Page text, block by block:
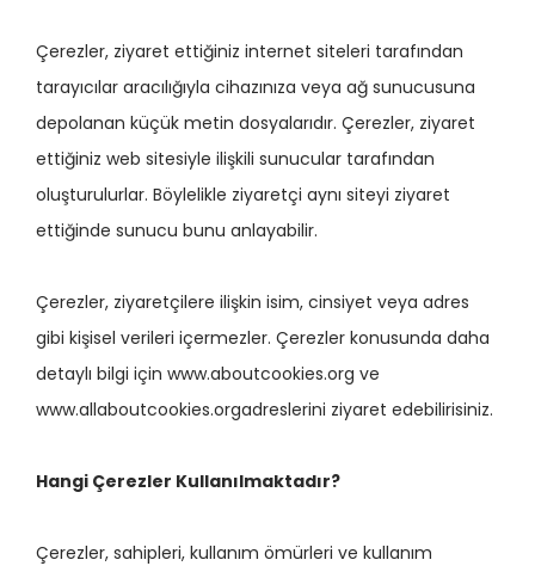
Çerezler, ziyaret ettiğiniz internet siteleri tarafından
tarayıcılar aracılığıyla cihazınıza veya ağ sunucusuna
depolanan küçük metin dosyalarıdır. Çerezler, ziyaret
ettiğiniz web sitesiyle ilişkili sunucular tarafından
oluşturulurlar. Böylelikle ziyaretçi aynı siteyi ziyaret
ettiğinde sunucu bunu anlayabilir.
Çerezler, ziyaretçilere ilişkin isim, cinsiyet veya adres
gibi kişisel verileri içermezler. Çerezler konusunda daha
detaylı bilgi için www.aboutcookies.org ve
www.allaboutcookies.orgadreslerini ziyaret edebilirisiniz.
Hangi Çerezler Kullanılmaktadır?
Çerezler, sahipleri, kullanım ömürleri ve kullanım